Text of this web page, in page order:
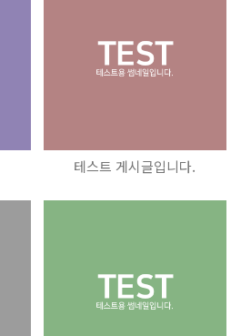
테스트 게시글입니다.